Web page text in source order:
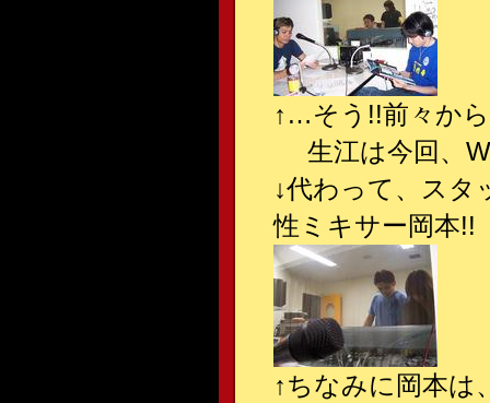
↑…そう!!前々か
生江は今回、
↓代わって、スタ
性ミキサー岡本!!
↑ちなみに岡本は